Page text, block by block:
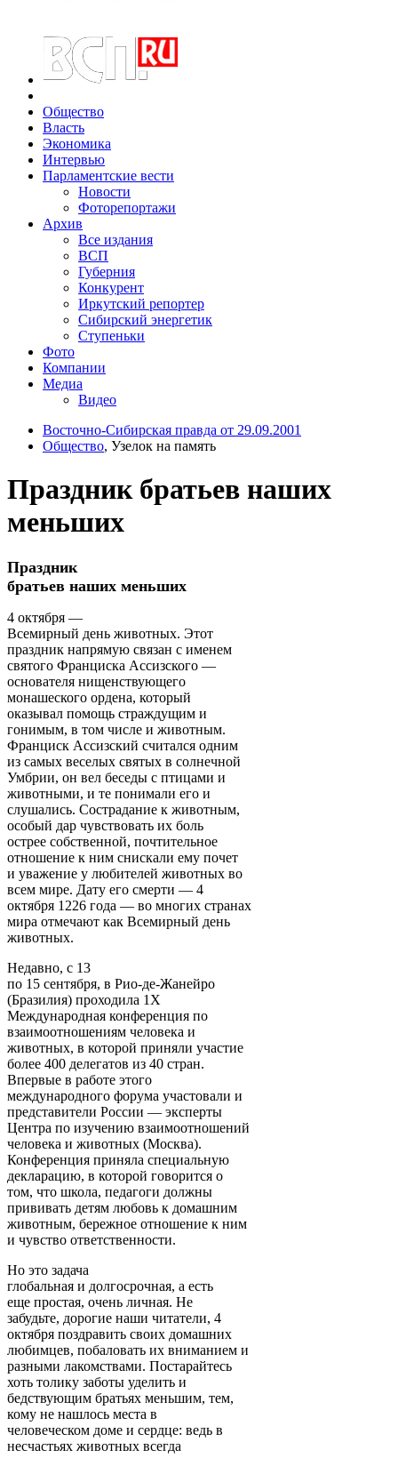
Общество
Власть
Экономика
Интервью
Парламентские вести
Новости
Фоторепортажи
Архив
Все издания
ВСП
Губерния
Конкурент
Иркутский репортер
Сибирский энергетик
Ступеньки
Фото
Компании
Медиа
Видео
Восточно-Сибирская правда от 29.09.2001
Общество, Узелок на память
Праздник братьев наших
меньших
Праздник
братьев наших меньших
4 октября —
Всемирный день животных. Этот
праздник напрямую связан с именем
святого Франциска Ассизского —
основателя нищенствующего
монашеского ордена, который
оказывал помощь страждущим и
гонимым, в том числе и животным.
Франциск Ассизский считался одним
из самых веселых святых в солнечной
Умбрии, он вел беседы с птицами и
животными, и те понимали его и
слушались. Сострадание к животным,
особый дар чувствовать их боль
острее собственной, почтительное
отношение к ним снискали ему почет
и уважение у любителей животных во
всем мире. Дату его смерти — 4
октября 1226 года — во многих странах
мира отмечают как Всемирный день
животных.
Недавно, с 13
по 15 сентября, в Рио-де-Жанейро
(Бразилия) проходила 1Х
Международная конференция по
взаимоотношениям человека и
животных, в которой приняли участие
более 400 делегатов из 40 стран.
Впервые в работе этого
международного форума участовали и
представители России — эксперты
Центра по изучению взаимоотношений
человека и животных (Москва).
Конференция приняла специальную
декларацию, в которой говорится о
том, что школа, педагоги должны
прививать детям любовь к домашним
животным, бережное отношение к ним
и чувство ответственности.
Но это задача
глобальная и долгосрочная, а есть
еще простая, очень личная. Не
забудьте, дорогие наши читатели, 4
октября поздравить своих домашних
любимцев, побаловать их вниманием и
разными лакомствами. Постарайтесь
хоть толику заботы уделить и
бедствующим братьях меньшим, тем,
кому не нашлось места в
человеческом доме и сердце: ведь в
несчастьях животных всегда